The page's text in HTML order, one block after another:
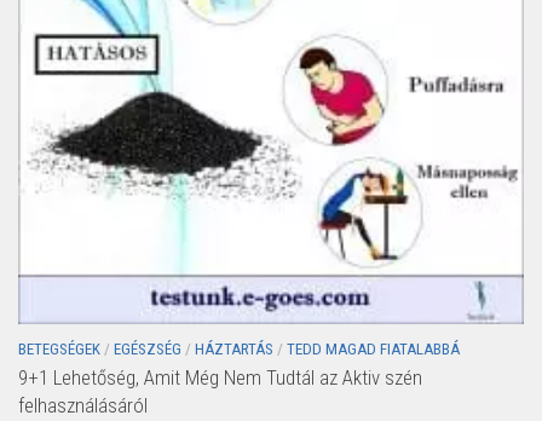
BETEGSÉGEK / EGÉSZSÉG / HÁZTARTÁS / TEDD MAGAD FIATALABBÁ
9+1 Lehetőség, Amit Még Nem Tudtál az Aktiv szén
felhasználásáról